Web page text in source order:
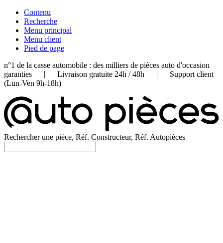
Contenu
Recherche
Menu principal
Menu client
Pied de page
n°1 de la casse automobile : des milliers de pièces auto d'occasion
garanties | Livraison gratuite 24h / 48h | Support client
(Lun-Ven 9h-18h)
Rechercher une pièce, Réf. Constructeur, Réf. Autopièces